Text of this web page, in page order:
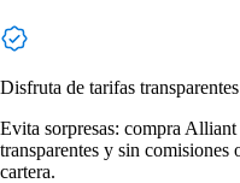
Disfruta de tarifas transparentes
Evita sorpresas: compra
transparentes y sin comisiones
cartera.